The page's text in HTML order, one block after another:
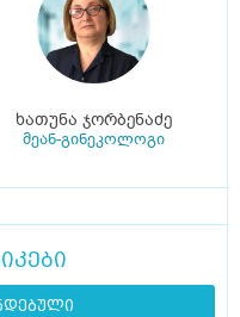
ხათუნა ჯორბენაძე
მეან-გინეკოლოგი